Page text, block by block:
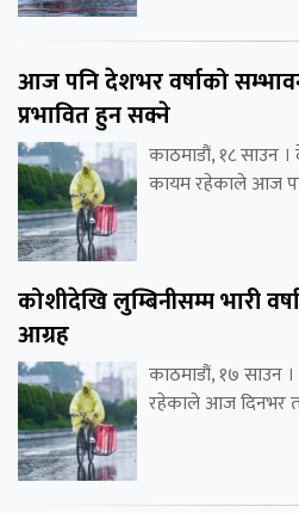
आज पनि देशभर वर्षाको
प्रभावित हुन सक्ने
काठमाडौं, १८ साउन
कायम रहेकाले आज
कोशीदेखि लुम्बिनीसम्म भारी
आग्रह
काठमाडौं, १७ साउन
रहेकाले आज दिनभर